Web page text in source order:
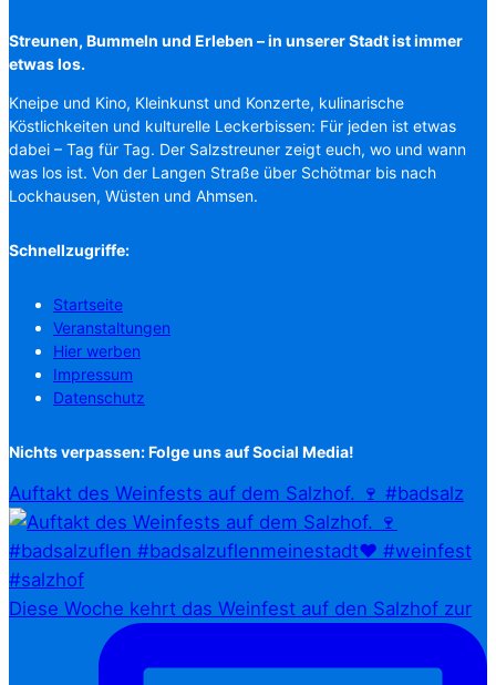
Streunen, Bummeln und Erleben – in unserer Stadt ist immer
etwas los.
Kneipe und Kino, Kleinkunst und Konzerte, kulinarische
Köstlichkeiten und kulturelle Leckerbissen: Für jeden ist etwas
dabei – Tag für Tag. Der Salzstreuner zeigt euch, wo und wann
was los ist. Von der Langen Straße über Schötmar bis nach
Lockhausen, Wüsten und Ahmsen.
Schnellzugriffe:
Startseite
Veranstaltungen
Hier werben
Impressum
Datenschutz
Nichts verpassen: Folge uns auf Social Media!
Auftakt des Weinfests auf dem Salzhof. 🍷 #badsalz
Diese Woche kehrt das Weinfest auf den Salzhof zur